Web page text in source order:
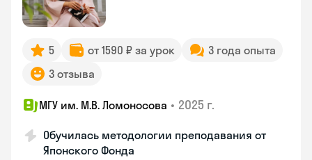
5 от 1590 ₽ за урок
3 года опыта
3 отзыва
МГУ им. М.В. Ломоносова • 2025 г.
Обучилась методологии преподавания от
Японского Фонда